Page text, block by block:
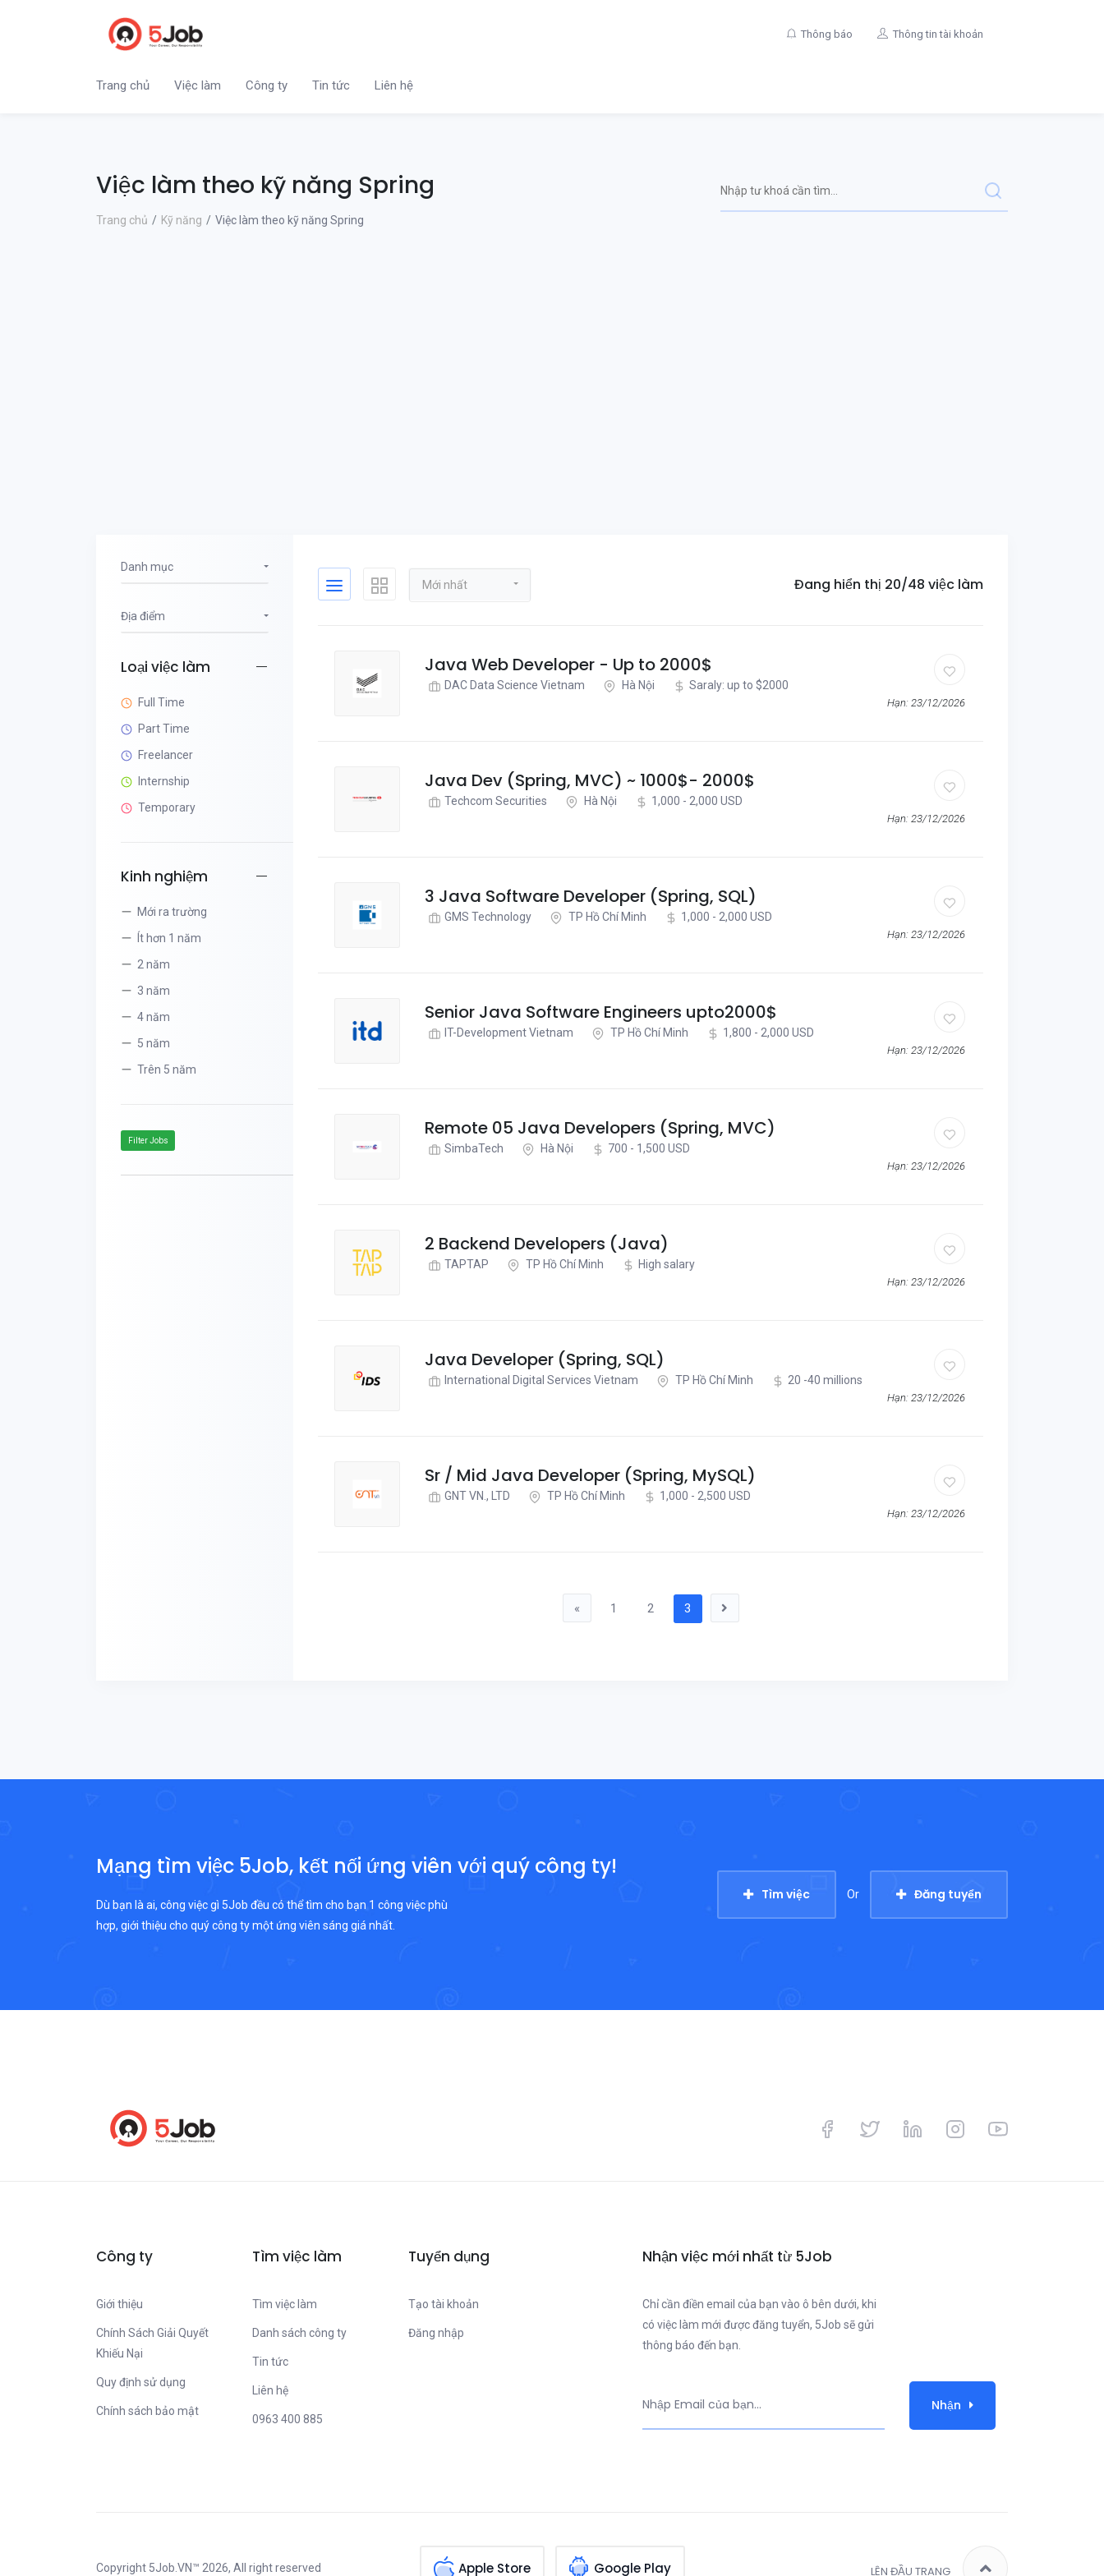
Thông báo Thông tin tài khoản
Trang chủ Việc làm Công ty Tin tức Liên hệ
Việc làm theo kỹ năng Spring
Trang chủ Kỹ năng Việc làm theo kỹ năng Spring
Mới nhất Đang hiển thị 20/48 việc làm
Java Web Developer - Up to 2000$
DAC Data Science Vietnam Hà Nội Saraly: up to $2000
Hạn: 23/12/2026
Java Dev (Spring, MVC) ~ 1000$- 2000$
Techcom Securities Hà Nội 1,000 - 2,000 USD
Hạn: 23/12/2026
3 Java Software Developer (Spring, SQL)
GMS Technology TP Hồ Chí Minh 1,000 - 2,000 USD
Hạn: 23/12/2026
Senior Java Software Engineers upto2000$
IT-Development Vietnam TP Hồ Chí Minh 1,800 - 2,000 USD
Hạn: 23/12/2026
Remote 05 Java Developers (Spring, MVC)
SimbaTech Hà Nội 700 - 1,500 USD
Hạn: 23/12/2026
2 Backend Developers (Java)
TAPTAP TP Hồ Chí Minh High salary
Hạn: 23/12/2026
Java Developer (Spring, SQL)
International Digital Services Vietnam TP Hồ Chí Minh 20 -40 millions
Hạn: 23/12/2026
Sr / Mid Java Developer (Spring, MySQL)
GNT VN., LTD TP Hồ Chí Minh 1,000 - 2,500 USD
Hạn: 23/12/2026
« 1 2 3
Danh mục
Địa điểm
Loại việc làm
Full Time
Part Time
Freelancer
Internship
Temporary
Kinh nghiệm
Mới ra trường
Ít hơn 1 năm
2 năm
3 năm
4 năm
5 năm
Trên 5 năm
Filter Jobs
Mạng tìm việc 5Job, kết nối ứng viên với quý công ty!
Dù bạn là ai, công việc gì 5Job đều có thể tìm cho bạn 1 công việc phù
hợp, giới thiệu cho quý công ty một ứng viên sáng giá nhất.
Tìm việc Or Đăng tuyển
Công ty
Giới thiệu
Chính Sách Giải Quyết
Khiếu Nại
Quy định sử dụng
Chính sách bảo mật
Tìm việc làm
Tìm việc làm
Danh sách công ty
Tin tức
Liên hệ
0963 400 885
Tuyển dụng
Tạo tài khoản
Đăng nhập
Nhận việc mới nhất từ 5Job
Chỉ cần điền email của bạn vào ô bên dưới, khi
có việc làm mới được đăng tuyển, 5Job sẽ gửi
thông báo đến bạn.
Nhận
Apple Store Google Play
Copyright 5Job.VN™ 2026, All right reserved LÊN ĐẦU TRANG